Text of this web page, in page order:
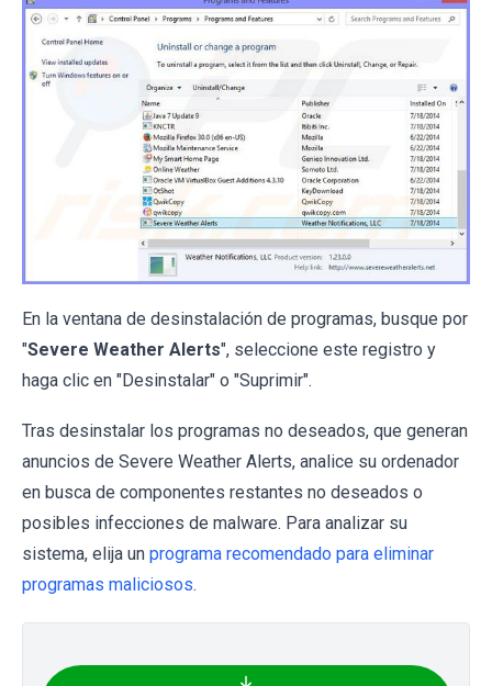
En la ventana de desinstalación de programas, busque por
"Severe Weather Alerts", seleccione este registro y
haga clic en "Desinstalar" o "Suprimir".
Tras desinstalar los programas no deseados, que generan
anuncios de Severe Weather Alerts, analice su ordenador
en busca de componentes restantes no deseados o
posibles infecciones de malware. Para analizar su
sistema, elija un programa recomendado para eliminar
programas maliciosos.